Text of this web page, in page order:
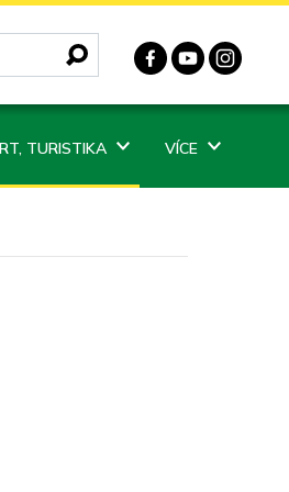
TURISTIKA VÍCE